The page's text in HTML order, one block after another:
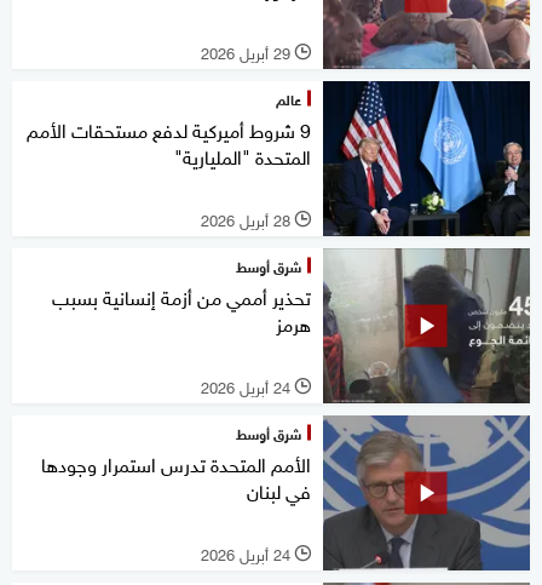
l 29 أبريل 2026
عالم
9 شروط أميركية لدفع مستحقات الأمم
المتحدة "المليارية"
l 28 أبريل 2026
شرق أوسط
تحذير أممي من أزمة إنسانية بسبب
هرمز
l 24 أبريل 2026
شرق أوسط
الأمم المتحدة تدرس استمرار وجودها
في لبنان
l 24 أبريل 2026